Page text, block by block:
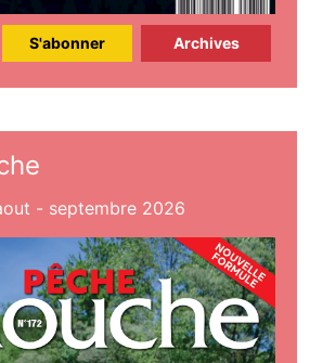
S'abonner Archives
- septembre 2026